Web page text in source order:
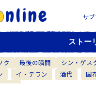
サ
ストー
ク 最後の瞬間 シン・ゲス
イ・テラン 酒代 国
フェ